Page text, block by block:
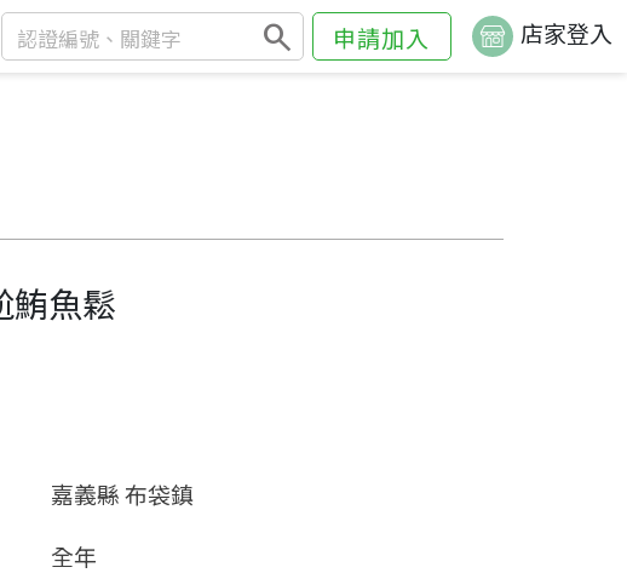
search 申請加入 店家登入
鮪魚鬆
嘉義縣 布袋鎮
全年